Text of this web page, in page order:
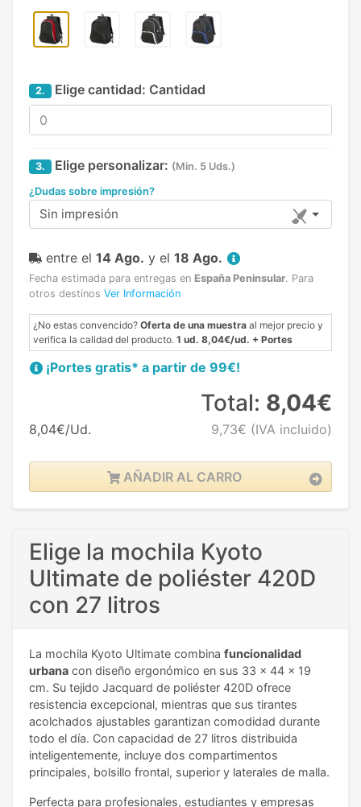
2. Elige cantidad: Cantidad
3. Elige personalizar: (Min. 5 Uds.)
¿Dudas sobre impresión?
Sin impresión
entre el 14 Ago. y el 18 Ago.
Fecha estimada para entregas en España Peninsular. Para
otros destinos Ver Información
¿No estas convencido? Oferta de una muestra al mejor precio y
verifica la calidad del producto. 1 ud. 8,04€/ud. + Portes
¡Portes gratis* a partir de 99€!
8,04€/Ud.
Total: 8,04€
9,73€ (IVA incluido)
AÑADIR AL CARRO
Elige la mochila Kyoto
Ultimate de poliéster 420D
con 27 litros
La mochila Kyoto Ultimate combina funcionalidad
urbana con diseño ergonómico en sus 33 x 44 x 19
cm. Su tejido Jacquard de poliéster 420D ofrece
resistencia excepcional, mientras que sus tirantes
acolchados ajustables garantizan comodidad durante
todo el día. Con capacidad de 27 litros distribuida
inteligentemente, incluye dos compartimentos
principales, bolsillo frontal, superior y laterales de malla.
Perfecta para profesionales, estudiantes y empresas